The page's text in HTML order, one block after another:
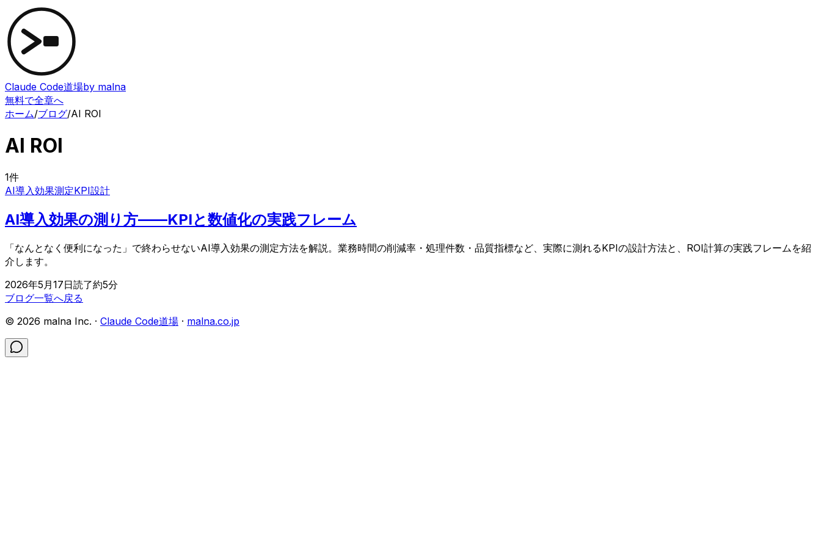
Claude Code道場by malna
無料で全章へ
ホーム/ブログ/AI ROI
AI ROI
1件
AI導入効果測定KPI設計
AI導入効果の測り方——KPIと数値化の実践フレーム
「なんとなく便利になった」で終わらせないAI導入効果の測定方法を解説。業務時間の削減率・処理件数・品質指標など、実際に測れるKPIの設計方法と、ROI計算の実践フレームを紹
介します。
2026年5月17日読了約5分
ブログ一覧へ戻る
© 2026 malna Inc. · Claude Code道場 · malna.co.jp